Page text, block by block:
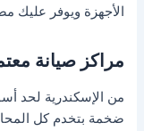
الأجهزة ويوفر عليك
مراكز صيانة
من الإسكندرية لحد
ضخمة بتخدم كل